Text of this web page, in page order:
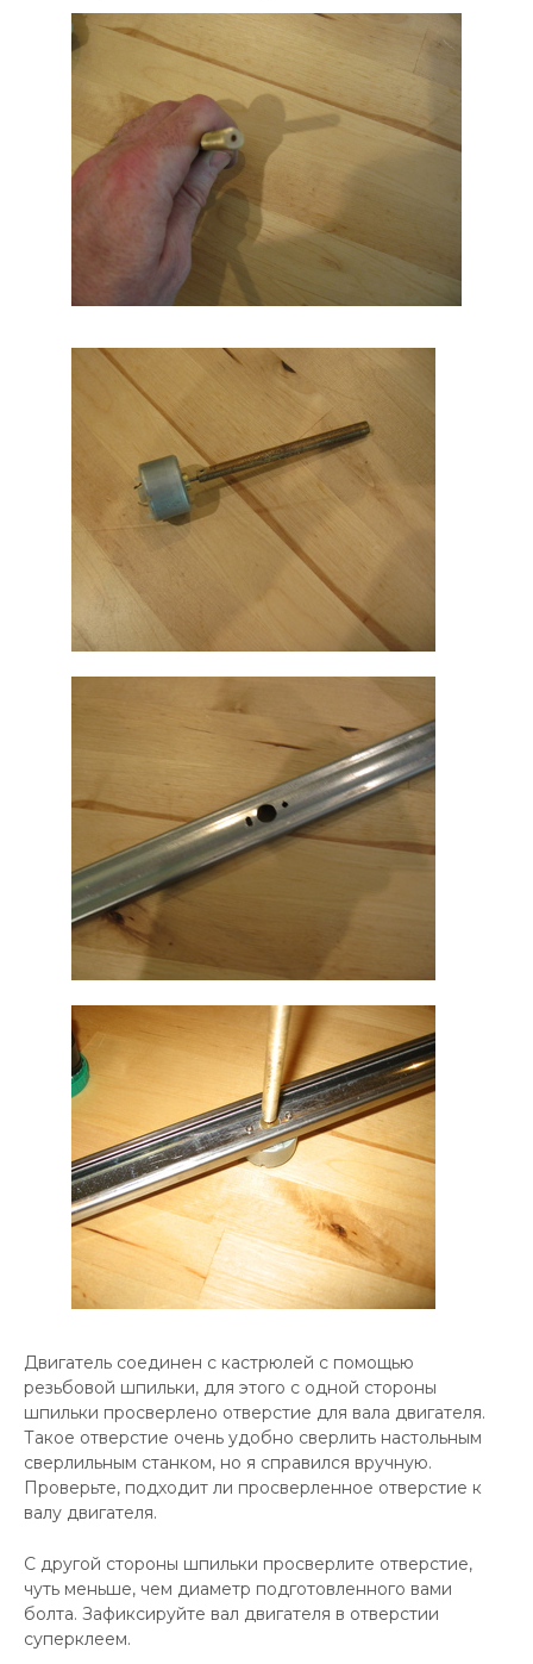
Двигатель соединен с кастрюлей с помощью
резьбовой шпильки, для этого с одной стороны
шпильки просверлено отверстие для вала двигателя.
Такое отверстие очень удобно сверлить настольным
сверлильным станком, но я справился вручную.
Проверьте, подходит ли просверленное отверстие к
валу двигателя.
С другой стороны шпильки просверлите отверстие,
чуть меньше, чем диаметр подготовленного вами
болта. Зафиксируйте вал двигателя в отверстии
суперклеем.